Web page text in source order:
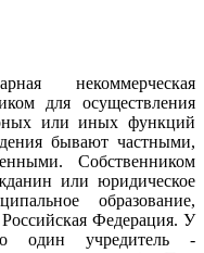
некоммерческая
для осуществления
или иных функций
бывают частными,
Собственником
или юридическое
образование,
Федерация. У
один учредитель -